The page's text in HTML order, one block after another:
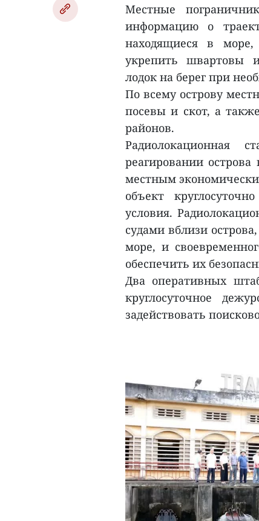
Местные
информацию о
находящиеся в
укрепить швартовы
лодок на берег при
По всему острову
посевы и скот, а
районов.
Радиолокационная
реагировании
местным
объект
условия.
судами вблизи
море, и
обеспечить их
Два оперативных
круглосуточное
задействовать